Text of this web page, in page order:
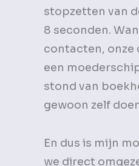
stopzetten van
8 seconden.
contacten, onze
een
stond van
gewoon zelf
En dus is mijn
we direct